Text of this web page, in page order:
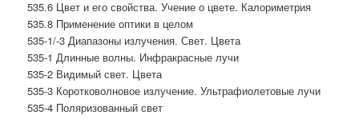
535.6 Цвет и его свойства. Учение о цвете. Калориметрия
535.8 Применение оптики в целом
535-1/-3 Диапазоны излучения. Свет. Цвета
535-1 Длинные волны. Инфракрасные лучи
535-2 Видимый свет. Цвета
535-3 Коротковолновое излучение. Ультрафиолетовые лучи
535-4 Поляризованный свет